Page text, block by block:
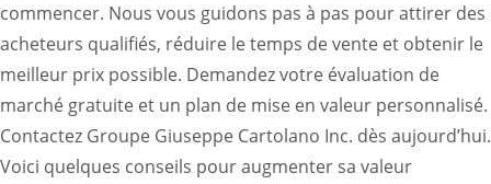
commencer. Nous vous guidons pas à pas pour attirer des
acheteurs qualifiés, réduire le temps de vente et obtenir le
meilleur prix possible. Demandez votre évaluation de
marché gratuite et un plan de mise en valeur personnalisé.
Contactez Groupe Giuseppe Cartolano Inc. dès aujourd’hui.
Voici quelques conseils pour augmenter sa valeur